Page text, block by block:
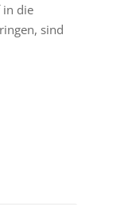
in die
sind